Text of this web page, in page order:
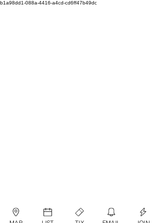
b1a98dd1-088a-4416-a4cd-cd6ff47b49dc